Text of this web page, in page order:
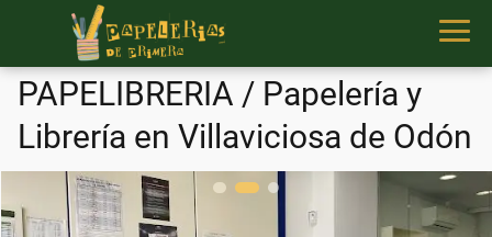
PAPELIBRERIA / Papelería y
Librería en Villaviciosa de Odón